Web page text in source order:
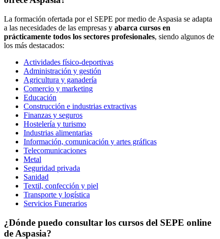
La formación ofertada por el SEPE por medio de Aspasia se adapta
a las necesidades de las empresas y abarca cursos en
prácticamente todos los sectores profesionales, siendo algunos de
los más destacados:
Actividades físico-deportivas
Administración y gestión
Agricultura y ganadería
Comercio y marketing
Educación
Construcción e industrias extractivas
Finanzas y seguros
Hostelería y turismo
Industrias alimentarias
Información, comunicación y artes gráficas
Telecomunicaciones
Metal
Seguridad privada
Sanidad
Textil, confección y piel
Transporte y logística
Servicios Funerarios
¿Dónde puedo consultar los cursos del SEPE online
de Aspasia?